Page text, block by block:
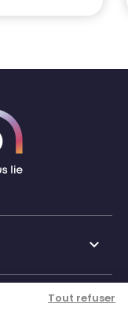
Tout refuser

